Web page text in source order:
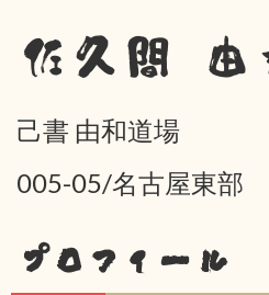
佐久間 由
己書 由和道場
005-05/名古屋東部
プロフィール